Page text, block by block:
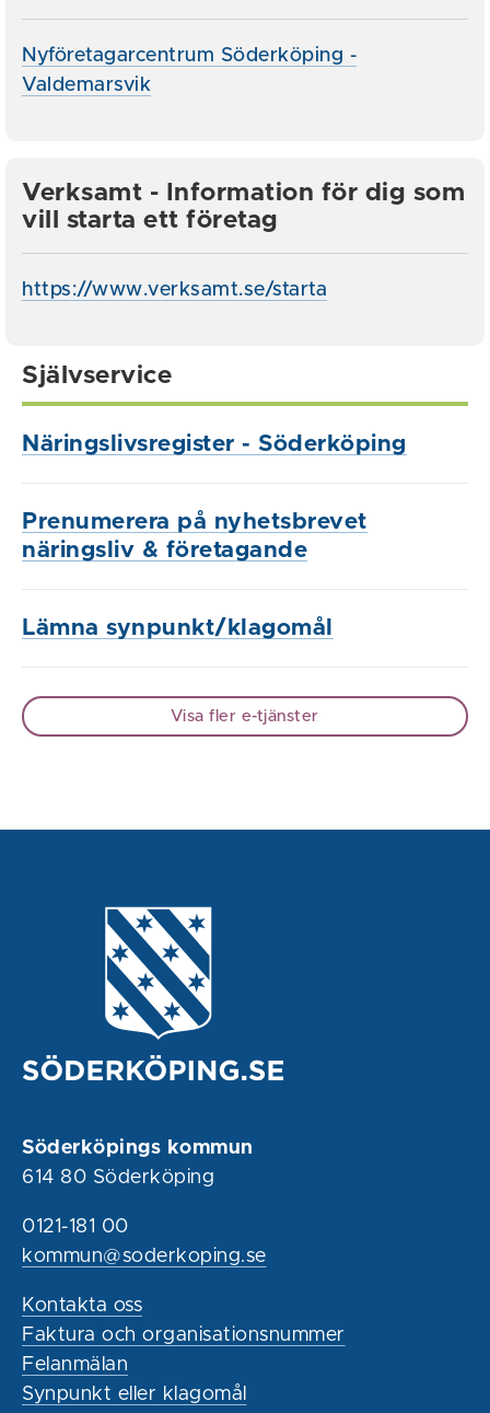
Nyföretagarcentrum Söderköping -
Valdemarsvik
Verksamt - Information för dig som
vill starta ett företag
https://www.verksamt.se/starta
Självservice
Näringslivsregister - Söderköping
Prenumerera på nyhetsbrevet
näringsliv & företagande
Lämna synpunkt/klagomål
Visa fler e-tjänster
Söderköpings kommun
614 80 Söderköping
0121-181 00
kommun@soderkoping.se
Kontakta oss
Faktura och organisationsnummer
Felanmälan
Synpunkt eller klagomål